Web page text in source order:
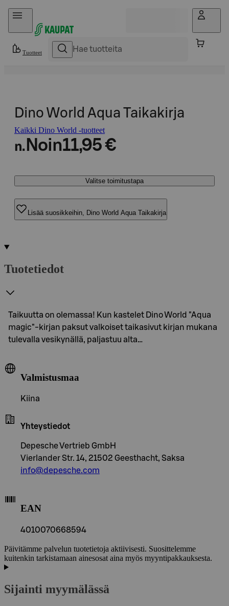
Hyppää sisältöön
Tuotteet
Dino World Aqua Taikakirja
Kaikki Dino World -tuotteet
n. Noin11,95 €
Valitse toimitustapa
Lisää suosikkeihin, Dino World Aqua Taikakirja
Tuotetiedot
Taikuutta on olemassa! Kun kastelet Dino World "Aqua
magic"-kirjan paksut valkoiset taikasivut kirjan mukana
tulevalla vesikynällä, paljastuu alta…
Valmistusmaa
Kiina
Yhteystiedot
Depesche Vertrieb GmbH
Vierlander Str. 14, 21502 Geesthacht, Saksa
info@depesche.com
EAN
4010070668594
Päivitämme palvelun tuotetietoja aktiivisesti. Suosittelemme
kuitenkin tarkistamaan ainesosat aina myös myyntipakkauksesta.
Sijainti myymälässä